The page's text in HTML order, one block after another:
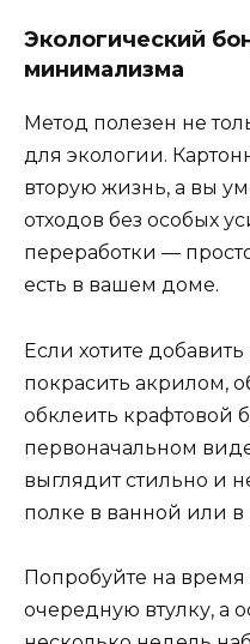
Экологический
минимализма
Метод полезен не
для экологии.
вторую жизнь, а вы
отходов без особых
переработки —
есть в вашем доме.
Если хотите
покрасить акрилом,
обклеить крафтовой
первоначальном
выглядит стильно и
полке в ванной или
Попробуйте на
очередную втулку, а